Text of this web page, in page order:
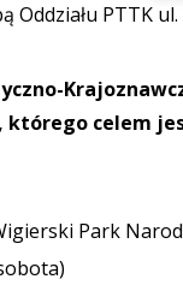
Oddziału PTTK
celem
Park